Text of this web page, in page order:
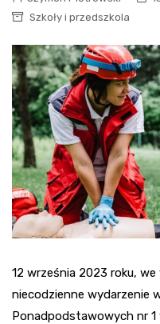
Szkoły i przedszkola
12 września 2023 roku, we
niecodzienne wydarzenie
Ponadpodstawowych nr 1